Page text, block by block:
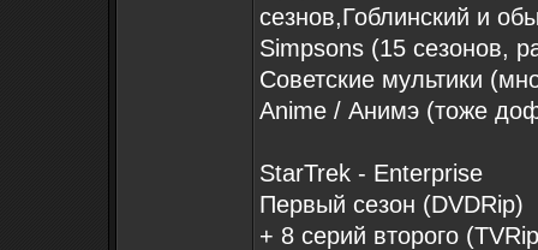
сезнов,Гоблинский и
Simpsons (15 сезонов,
Советские мультики
Anime / Анимэ (тоже
StarTrek - Enterprise
Первый сезон (DVDRip)
+ 8 серий второго